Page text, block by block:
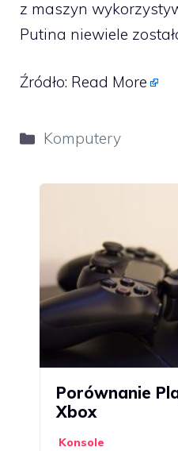
z maszyn
Putina niewiele
Źródło: Read More
Kategorie
Komputery
Porównanie
Xbox
Konsole